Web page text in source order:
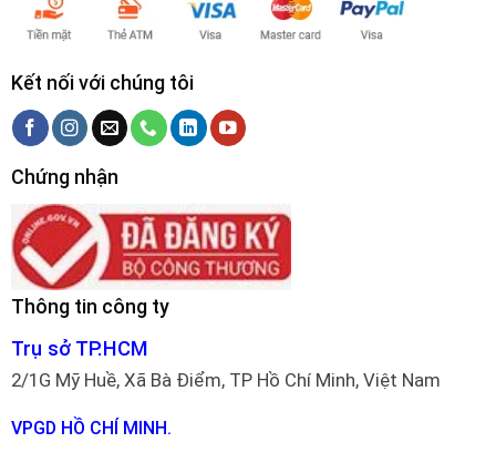
Kết nối với chúng tôi
Chứng nhận
Thông tin công ty
Trụ sở TP.HCM
2/1G Mỹ Huề, Xã Bà Điểm, TP Hồ Chí Minh, Việt Nam
VPGD HỒ CHÍ MINH.